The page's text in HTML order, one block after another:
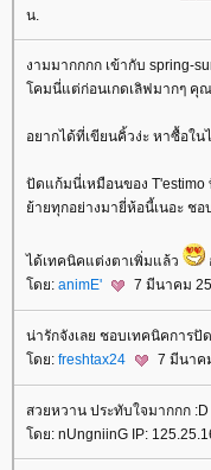
น.
งามมากกกก เข้ากับ spring-
คมนี่แต่ก่อนเกดเลิฟมากๆ คุ
อยากได้ที่เขียนคิ้วง่ะ หาซื้อใน
ปัดแก้มนี่เหมือนของ T'estimo
ายทุกอย่างมายี่ห้อนี้เนอะ ชอ
ได้เทคนิคแต่งตาเพิ่มแล้ว
ดย: animE' 7 มีนาคม
น่ารักจังเลย ชอบเทคนิคการปั
ดย: freshtax24 7 มีนาค
สวยหวาน ประทับใจมากกก :D
ดย: nUngniinG IP: